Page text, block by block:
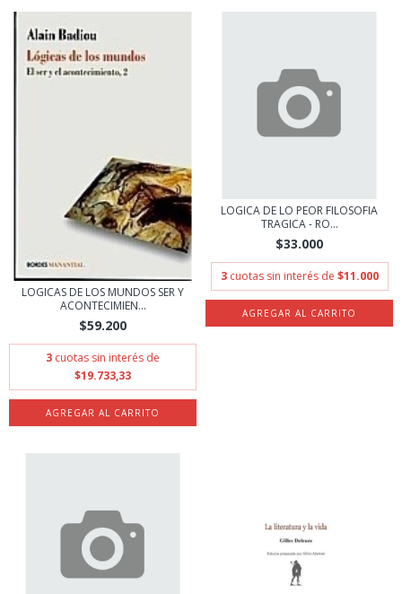
LOGICAS DE LOS MUNDOS SER Y
ACONTECIMIEN...
$59.200
3 cuotas sin interés de
$19.733,33
LOGICA DE LO PEOR FILOSOFIA
TRAGICA - RO...
$33.000
3 cuotas sin interés de $11.000